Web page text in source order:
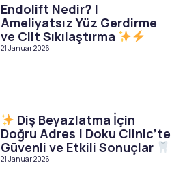
Endolift Nedir? |
Ameliyatsız Yüz Gerdirme
ve Cilt Sıkılaştırma
21 Januar 2026
Diş Beyazlatma İçin
Doğru Adres | Doku Clinic’te
Güvenli ve Etkili Sonuçlar
21 Januar 2026